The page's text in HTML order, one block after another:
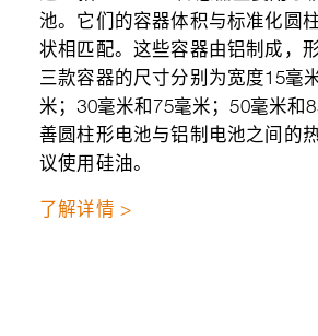
池。它们的容器体积与标准化圆
状相匹配。这些容器由铝制成，
三款容器的尺寸分别为宽度15毫
米；30毫米和75毫米；50毫米和
善圆柱形电池与铝制电池之间的
议使用硅油。
了解详情 >